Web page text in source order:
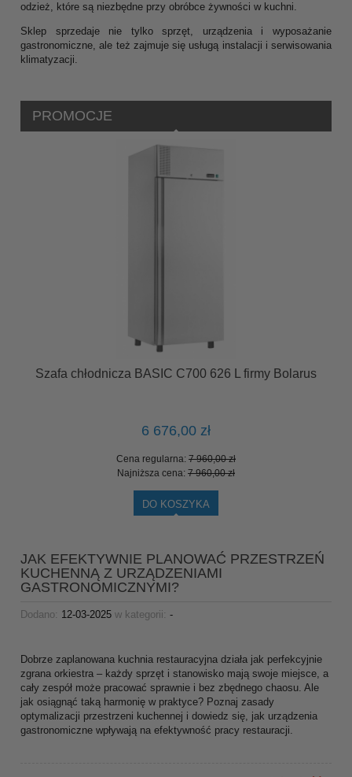
odzież, które są niezbędne przy obróbce żywności w kuchni.
Sklep sprzedaje nie tylko sprzęt, urządzenia i wyposażanie
gastronomiczne, ale też zajmuje się usługą instalacji i serwisowania
klimatyzacji.
PROMOCJE
Szafa chłodnicza BASIC C700 626 L firmy Bolarus
6 676,00 zł
Cena regularna: 7 960,00 zł
Najniższa cena: 7 960,00 zł
DO KOSZYKA
JAK EFEKTYWNIE PLANOWAĆ PRZESTRZEŃ
KUCHENNĄ Z URZĄDZENIAMI
GASTRONOMICZNYMI?
Dodano: 12-03-2025 w kategorii: -
Dobrze zaplanowana kuchnia restauracyjna działa jak perfekcyjnie
zgrana orkiestra – każdy sprzęt i stanowisko mają swoje miejsce, a
cały zespół może pracować sprawnie i bez zbędnego chaosu. Ale
jak osiągnąć taką harmonię w praktyce? Poznaj zasady
optymalizacji przestrzeni kuchennej i dowiedz się, jak urządzenia
gastronomiczne wpływają na efektywność pracy restauracji.